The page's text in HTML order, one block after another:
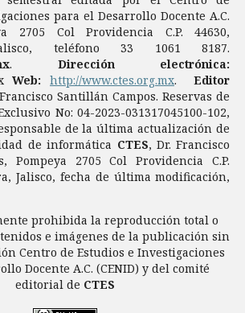
para el Desarrollo Docente A.C.
2705 Col Providencia C.P. 44630,
teléfono 33 1061 8187.
. Dirección electrónica:
Web: http://www.ctes.org.mx. Editor
Santillán Campos. Reservas de
No: 04-2023-031317045100-102,
de la última actualización de
de informática CTES, Dr. Francisco
Pompeya 2705 Col Providencia C.P.
Jalisco, fecha de última modificación,
prohibida la reproducción total o
e imágenes de la publicación sin
Centro de Estudios e Investigaciones
Docente A.C. (CENID) y del comité
editorial de CTES